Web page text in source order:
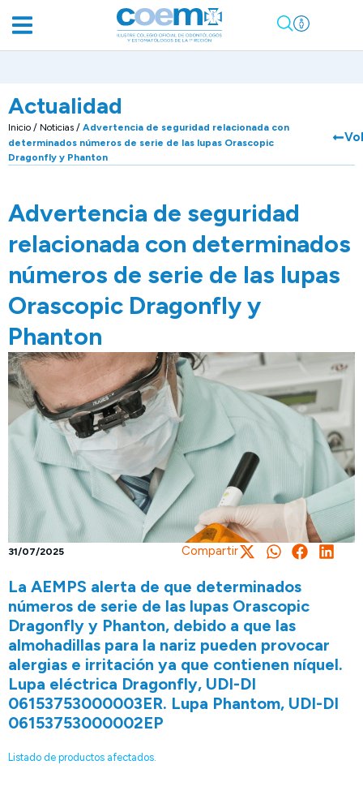
Actualidad
Inicio / Noticias / Advertencia de seguridad relacionada con
determinados números de serie de las lupas Orascopic
Dragonfly y Phanton
Advertencia de seguridad
relacionada con determinados
números de serie de las lupas
Orascopic Dragonfly y
Phanton
31/07/2025 Compartir
La AEMPS alerta de que determinados
números de serie de las lupas Orascopic
Dragonfly y Phanton, debido a que las
almohadillas para la nariz pueden provocar
alergias e irritación ya que contienen níquel.
Lupa eléctrica Dragonfly, UDI-DI
06153753000003ER. Lupa Phantom, UDI-DI
06153753000002EP
Listado de productos afectados.